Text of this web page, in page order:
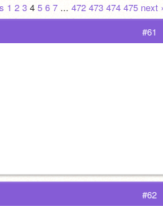
1 2 3 4 5 6 7 ... 472 473 474 475 next
#61
#62